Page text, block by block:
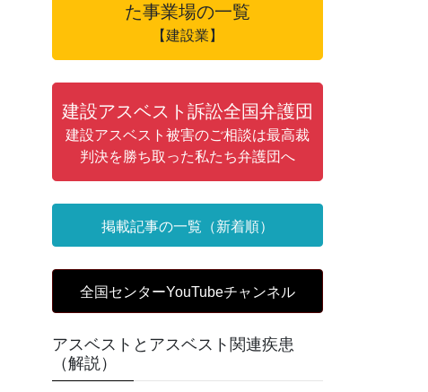
た事業場の一覧
【建設業】
建設アスベスト訴訟全国弁護団
建設アスベスト被害のご相談は最高裁
判決を勝ち取った私たち弁護団へ
掲載記事の一覧（新着順）
全国センターYouTubeチャンネル
アスベストとアスベスト関連疾患
（解説）